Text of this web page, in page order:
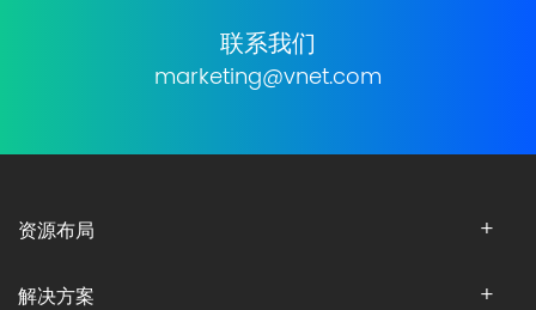
联系我们
marketing@vnet.com
资源布局
解决方案